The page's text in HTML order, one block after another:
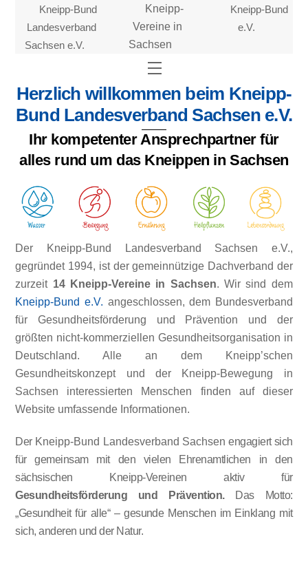
content
Kneipp-Bund
Landesverband
Sachsen e.V.
Kneipp-
Vereine in
Sachsen
Kneipp-Bund
e.V.
Menu
Herzlich willkommen beim Kneipp-
Bund Landesverband Sachsen e.V.
Ihr kompetenter Ansprechpartner für
alles rund um das Kneippen in Sachsen
Der Kneipp-Bund Landesverband Sachsen e.V.,
gegründet 1994, ist der gemeinnützige Dachverband der
zurzeit 14 Kneipp-Vereine in Sachsen. Wir sind dem
Kneipp-Bund e.V. angeschlossen, dem Bundesverband
für Gesundheitsförderung und Prävention und der
größten nicht-kommerziellen Gesundheitsorganisation in
Deutschland. Alle an dem Kneipp’schen
Gesundheitskonzept und der Kneipp-Bewegung in
Sachsen interessierten Menschen finden auf dieser
Website umfassende Informationen.
Der Kneipp-Bund Landesverband Sachsen engagiert sich
für gemeinsam mit den vielen Ehrenamtlichen in den
sächsischen Kneipp-Vereinen aktiv für
Gesundheitsförderung und Prävention.Das Motto:
„Gesundheit für alle“ – gesunde Menschen im Einklang mit
sich, anderen und der Natur.